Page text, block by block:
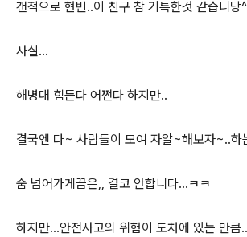
갠적으로 현빈..이 친구 참 기특한것 같습니당
사실...
해병대 힘든다 어쩐다 하지만..
결국엔 다~ 사람들이 모여 자알~해보자~..하
숨 넘어가게끔은,, 결코 안합니다...ㅋㅋ
하지만...안전사고의 위험이 도처에 있는 만큼